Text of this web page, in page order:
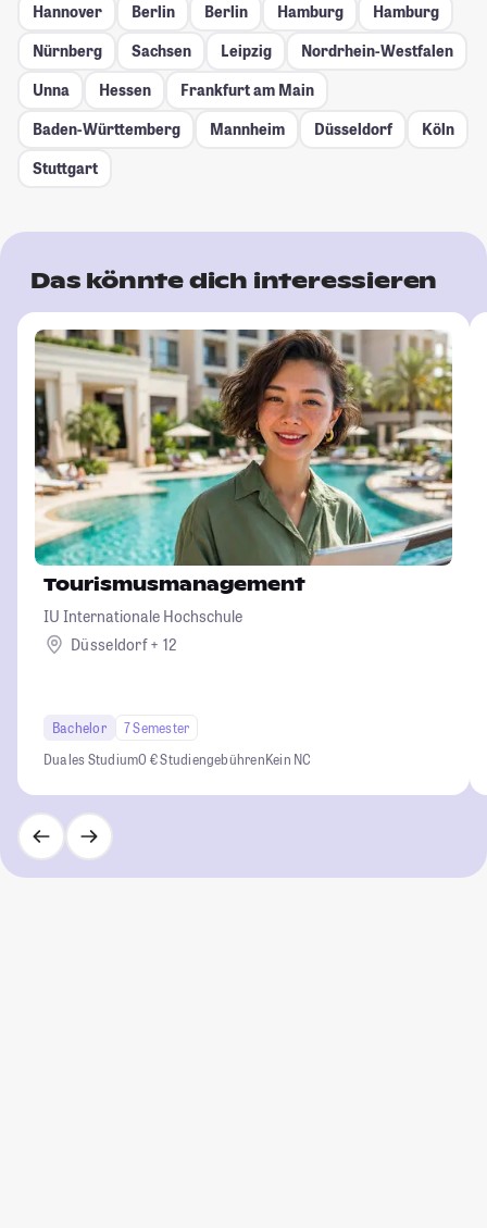
Hannover
Berlin Berlin Hamburg
Hamburg
Nürnberg
Sachsen Leipzig
Nordrhein-Westfalen
Unna
Hessen
Frankfurt am Main
Baden-Württemberg
Mannheim Düsseldorf
Köln
Stuttgart
Das könnte dich interessieren
Tourismusmanagement
IU Internationale Hochschule
Düsseldorf + 12
Bachelor
7 Semester
Duales Studium0 € StudiengebührenKein NC